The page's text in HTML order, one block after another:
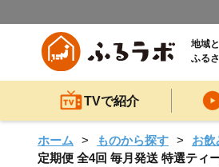
地域
ふる
TVで紹介
ホーム ものから探す お飲
定期便 全4回 毎月発送 特選ティ